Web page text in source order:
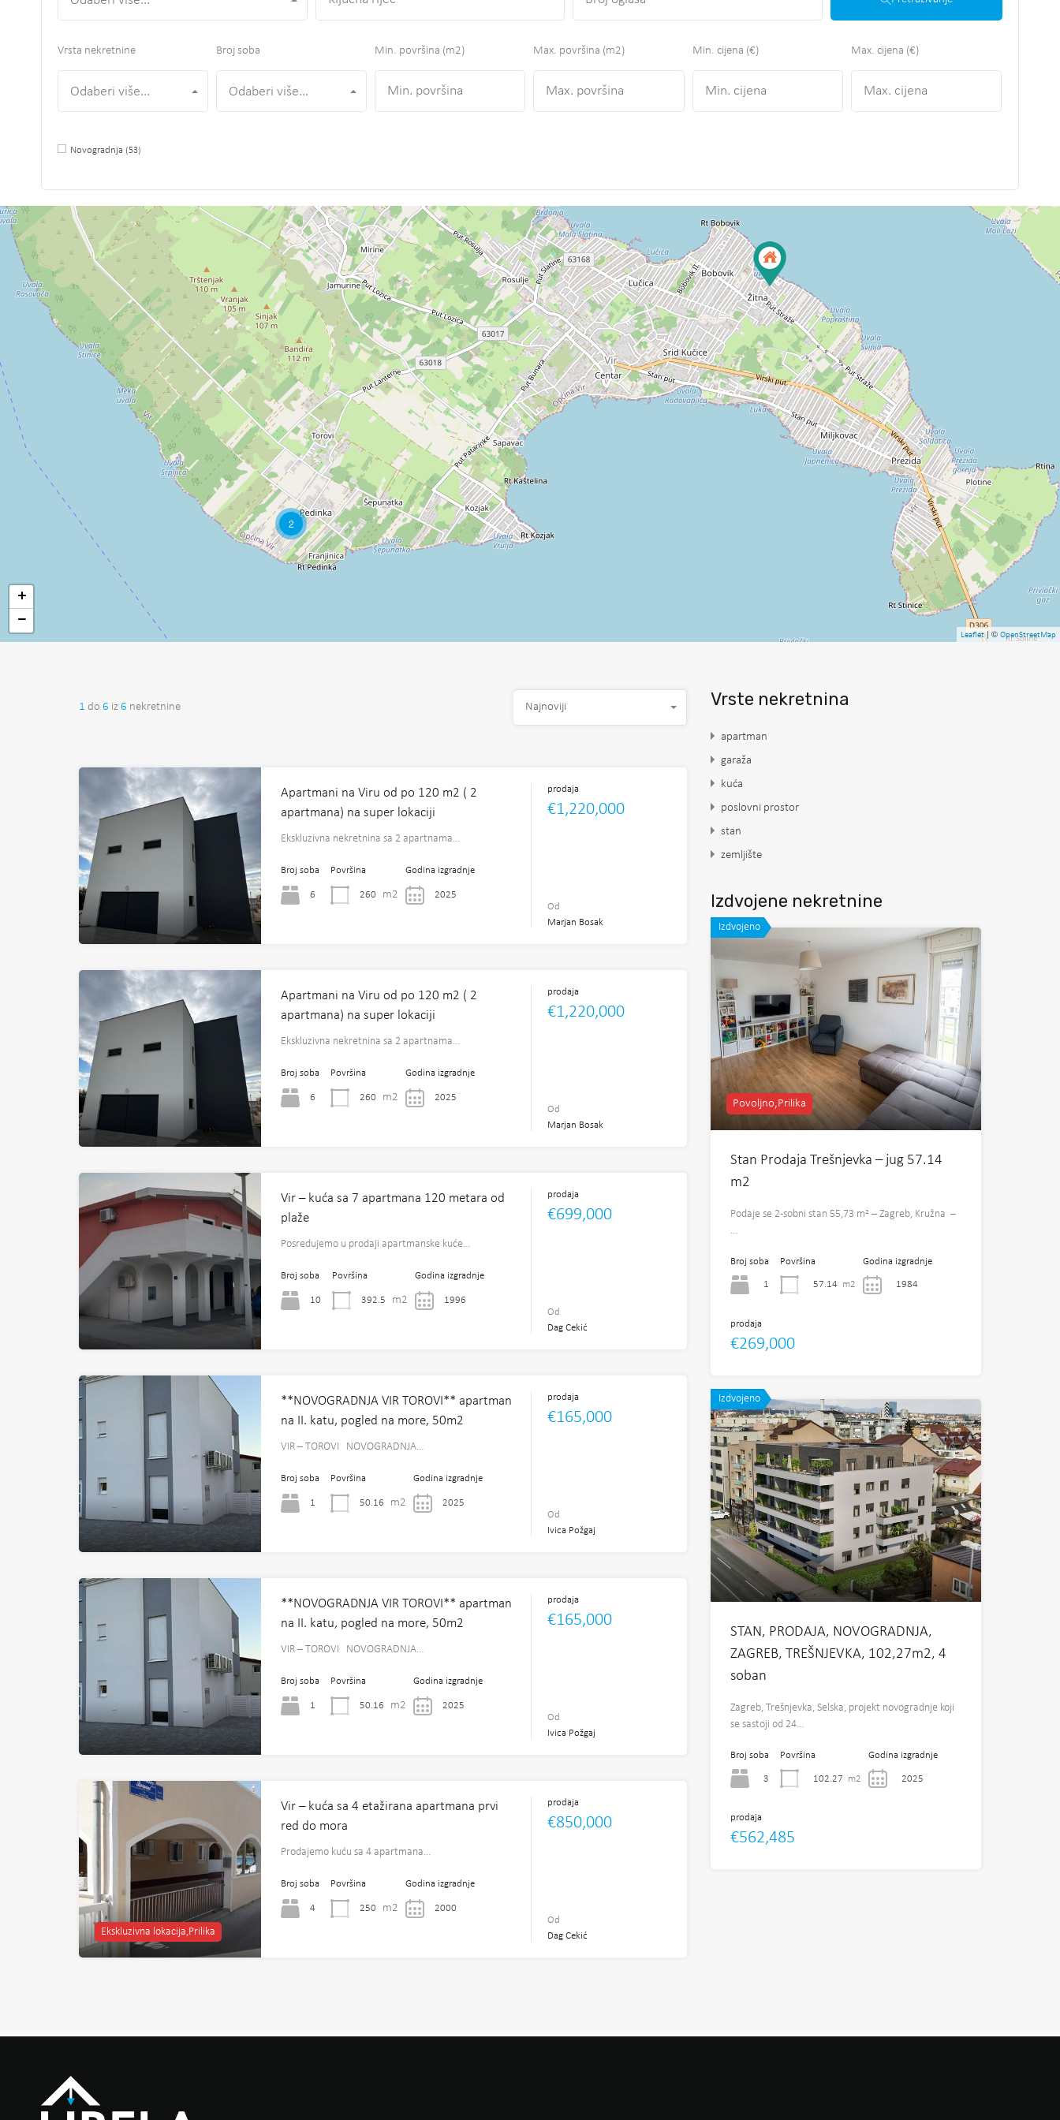
Vrsta nekretnine
Odaberi više...
Broj soba
Odaberi više...
Min. površina (m2) Max. površina (m2) Min. cijena (€) Max. cijena (€)
Novogradnja (53)
2
+
−
Leaflet| © OpenStreetMap
1 do 6 iz 6 nekretnine Najnoviji
Apartmani na Viru od po 120 m2 ( 2
apartmana) na super lokaciji
Ekskluzivna nekretnina sa 2 apartnama…
Broj soba
6
Površina
260 m2
Godina izgradnje
2025
prodaja
€1,220,000
Od
Marjan Bosak
Apartmani na Viru od po 120 m2 ( 2
apartmana) na super lokaciji
Ekskluzivna nekretnina sa 2 apartnama…
Broj soba
6
Površina
260 m2
Godina izgradnje
2025
prodaja
€1,220,000
Od
Marjan Bosak
Vir – kuća sa 7 apartmana 120 metara od
plaže
Posredujemo u prodaji apartmanske kuće…
Broj soba
10
Površina
392.5 m2
Godina izgradnje
1996
prodaja
€699,000
Od
Dag Cekić
**NOVOGRADNJA VIR TOROVI** apartman
na II. katu, pogled na more, 50m2
VIR – TOROVI NOVOGRADNJA…
Broj soba
1
Površina
50.16 m2
Godina izgradnje
2025
prodaja
€165,000
Od
Ivica Požgaj
**NOVOGRADNJA VIR TOROVI** apartman
na II. katu, pogled na more, 50m2
VIR – TOROVI NOVOGRADNJA…
Broj soba
1
Površina
50.16 m2
Godina izgradnje
2025
prodaja
€165,000
Od
Ivica Požgaj
Ekskluzivna lokacija,Prilika
Vir – kuća sa 4 etažirana apartmana prvi
red do mora
Prodajemo kuću sa 4 apartmana…
Broj soba
4
Površina
250 m2
Godina izgradnje
2000
prodaja
€850,000
Od
Dag Cekić
Vrste nekretnina
apartman
garaža
kuća
poslovni prostor
stan
zemljište
Izdvojene nekretnine
Izdvojeno
Povoljno,Prilika
Stan Prodaja Trešnjevka – jug 57.14
m2
Podaje se 2-sobni stan 55,73 m² – Zagreb, Kružna –
…
Broj soba
1
Površina
57.14 m2
Godina izgradnje
1984
prodaja
€269,000
Izdvojeno
STAN, PRODAJA, NOVOGRADNJA,
ZAGREB, TREŠNJEVKA, 102,27m2, 4
soban
Zagreb, Trešnjevka, Selska, projekt novogradnje koji
se sastoji od 24…
Broj soba
3
Površina
102.27 m2
Godina izgradnje
2025
prodaja
€562,485